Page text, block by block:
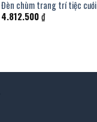
Đèn chùm trang trí tiệc cưới
4.812.500₫